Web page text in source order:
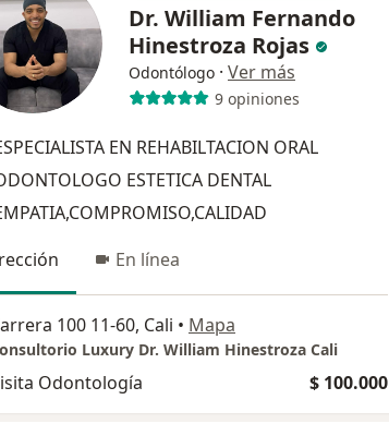
Dr. William Fernando
Hinestroza Rojas
Odontólogo · Ver más
9 opiniones
EN REHABILTACION ORAL
ESTETICA DENTAL
En línea
100 11-60, Cali • Mapa
Luxury Dr. William Hinestroza Cali
Odontología $ 100.000